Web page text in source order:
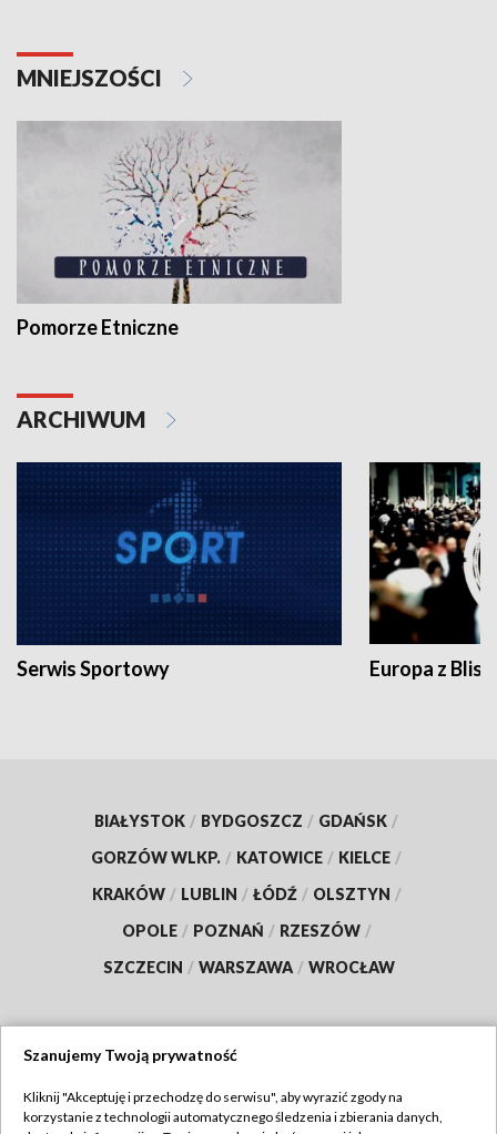
MNIEJSZOŚCI
Pomorze Etniczne
ARCHIWUM
Serwis Sportowy Europa z
BIAŁYSTOK / BYDGOSZCZ / GDAŃSK /
GORZÓW WLKP. / KATOWICE / KIELCE /
KRAKÓW / LUBLIN / ŁÓDŹ / OLSZTYN /
OPOLE / POZNAŃ / RZESZÓW /
SZCZECIN / WARSZAWA / WROCŁAW
TVP
Szanujemy Twoją prywatność
Kliknij "Akceptuję i przechodzę do serwisu", aby wyrazić zgody na
korzystanie z technologii automatycznego śledzenia i zbierania danych,